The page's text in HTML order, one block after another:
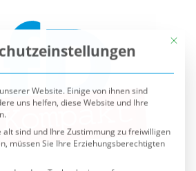
Website. Einige von ihnen sind
alt sind und Ihre Zustimmung zu freiwilligen
andere Technologien auf unserer